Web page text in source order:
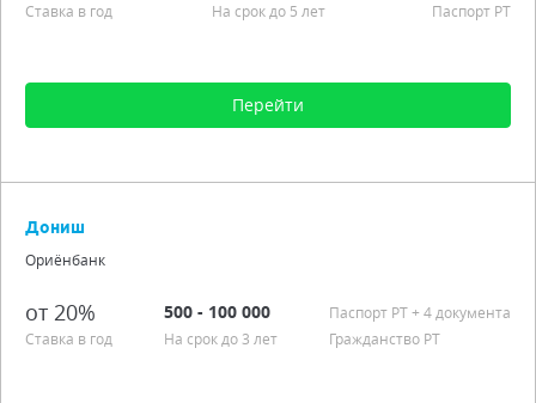
Ставка в год На срок до 5 лет Паспорт РT
Перейти
Процентная ставка от 20,00%
Подробно
Дониш
Ориёнбанк
от 20%
Ставка в год
500 - 100 000
На срок до 3 лет
Паспорт РT+ 4 документа
Гражданство РТ